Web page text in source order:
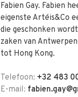
Fabien Gay. Fabien
eigenste Artéis&Co
die geschonken
zaken van
tot Hong Kong.
Telefoon: +32 483
E-mail: